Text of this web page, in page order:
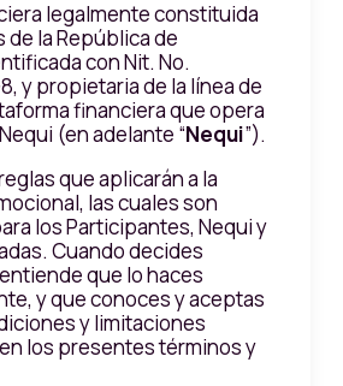
legalmente constituida
de la República de
con Nit. No.
y propietaria de la línea de
financiera que opera
(en adelante “Nequi”).
que aplicarán a la
las cuales son
los Participantes, Nequi y
Cuando decides
que lo haces
y que conoces y aceptas
y limitaciones
los presentes términos y